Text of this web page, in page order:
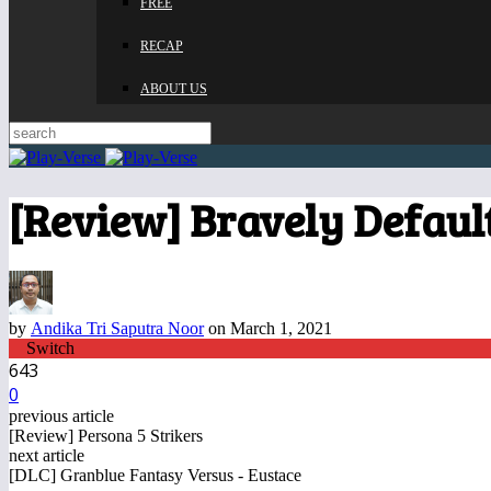
FREE
RECAP
ABOUT US
[Review] Bravely
by Andika Tri Saputra Nooron March 1, 2021
Switch
643
0
previous article
[Review] Persona 5 Strikers
next article
[DLC] Granblue Fantasy Versus - Eustace